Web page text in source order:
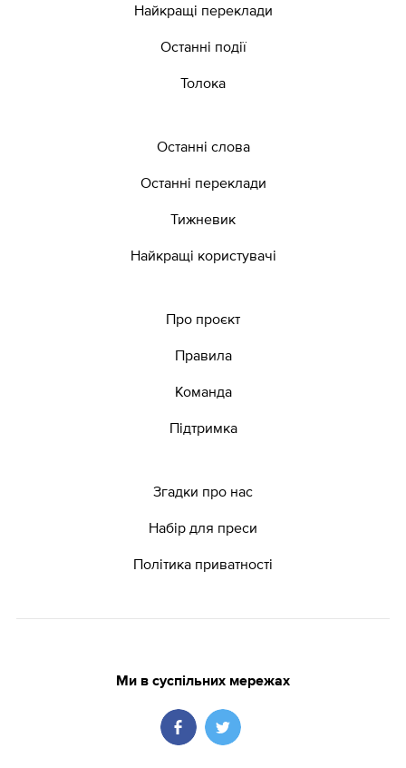
Найкращі переклади
Останні події
Толока
Останні слова
Останні переклади
Тижневик
Найкращі користувачі
Про проєкт
Правила
Команда
Підтримка
Згадки про нас
Набір для преси
Політика приватності
Ми в суспільних мережах